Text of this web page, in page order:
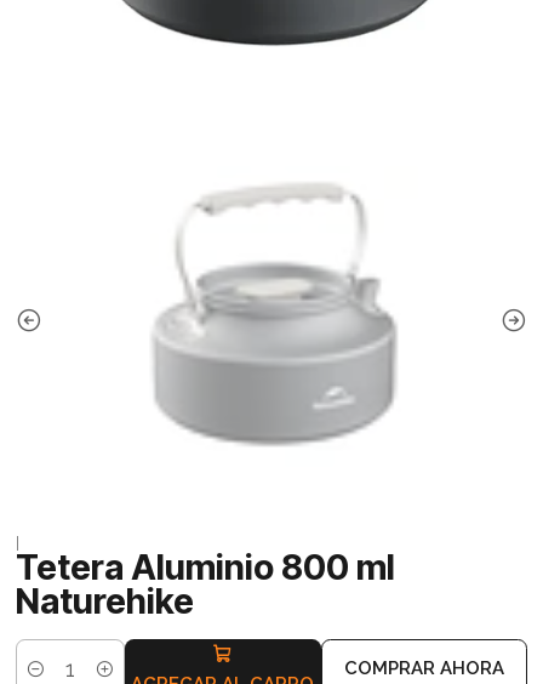
Tetera Aluminio 800 ml
Naturehike
COMPRAR AHORA